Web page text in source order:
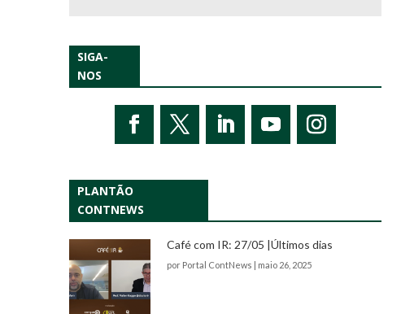
SIGA-
NOS
PLANTÃO
CONTNEWS
Café com IR: 27/05 |Últimos dias
por Portal ContNews | maio 26, 2025